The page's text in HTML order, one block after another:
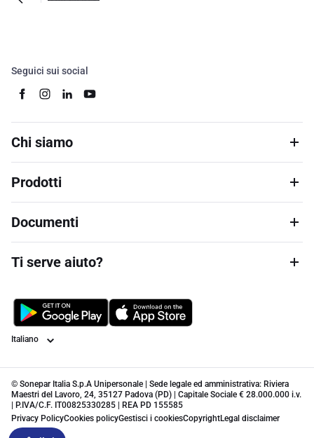
Seguici sui social
Chi siamo
Prodotti
Documenti
Ti serve aiuto?
Lingua
© Sonepar Italia S.p.A Unipersonale | Sede legale ed amministrativa: Riviera
Maestri del Lavoro, 24, 35127 Padova (PD) | Capitale Sociale € 28.000.000 i.v.
| P.IVA/C.F. IT00825330285 | REA PD 155585
Privacy PolicyCookies policyGestisci i cookiesCopyrightLegal disclaimer